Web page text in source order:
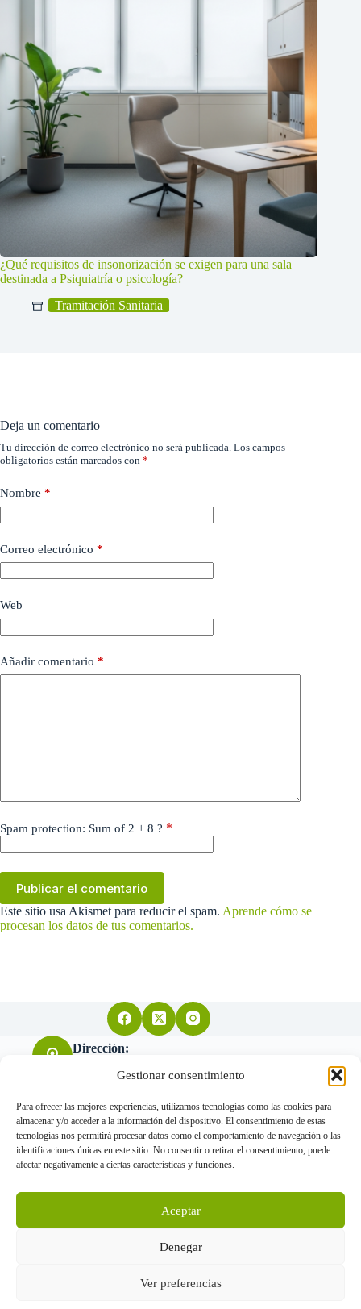
Gestionar consentimiento
Para ofrecer las mejores experiencias, utilizamos tecnologías como las cookies para
almacenar y/o acceder a la información del dispositivo. El consentimiento de estas
tecnologías nos permitirá procesar datos como el comportamiento de navegación o las
identificaciones únicas en este sitio. No consentir o retirar el consentimiento, puede
afectar negativamente a ciertas características y funciones.
Aceptar
Denegar
Ver preferencias
¿Qué requisitos de insonorización se exigen para una sala
destinada a Psiquiatría o psicología?
Tramitación Sanitaria
Deja un comentario
Tu dirección de correo electrónico no será publicada. Los campos
obligatorios están marcados con *
Nombre *
Correo electrónico *
Web
Añadir comentario *
Spam protection: Sum of 2 + 8 ? *
Publicar el comentario
Este sitio usa Akismet para reducir el spam. Aprende cómo se
procesan los datos de tus comentarios.
Dirección:
Teléfono:
655 034 455
Correo electrónico:
www.gorkavillanueva.com © Arquitectos 2026 - Todos los